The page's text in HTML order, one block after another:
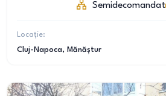
Semidecomandat
Locație:
Cluj-Napoca, Mănăștur